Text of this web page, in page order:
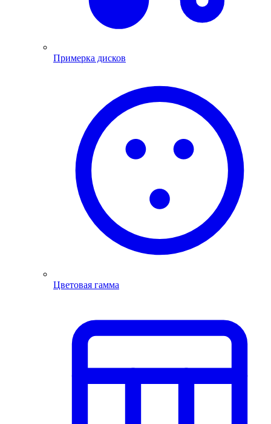
Примерка дисков
Цветовая гамма